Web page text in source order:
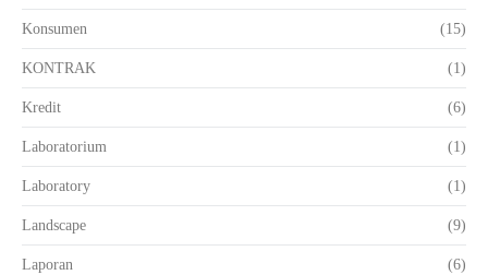
Konsumen (15)
KONTRAK (1)
Kredit (6)
Laboratorium (1)
Laboratory (1)
Landscape (9)
Laporan (6)